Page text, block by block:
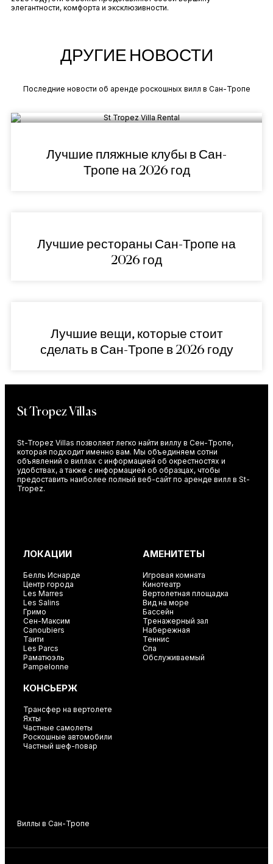
элегантности, комфорта и эксклюзивности.
ДРУГИЕ НОВОСТИ
Последние новости об аренде роскошных вилл в Сан-Тропе
Лучшие пляжные клубы в Сан-
Тропе на 2026 год
Лучшие рестораны Сан-Тропе на
2026 год
Лучшие вещи, которые стоит
сделать в Сан-Тропе в 2026 году
St Tropez Villas
St-Tropez Villas позволяет легко найти виллу в Сен-Тропе,
которая подходит именно вам. Мы объединяем сотни
объявлений о виллах с информацией об окрестностях и
удобствах, а также с информацией об образцах, чтобы
предоставить наиболее полный веб-сайт по аренде вилл в St-
Tropez.
ЛОКАЦИИ
Белль Иснарде
Центр города
Les Marres
Les Salins
Гримо
Сен-Максим
Canoubiers
Таити
Les Parcs
Раматюэль
Pampelonne
АМЕНИТЕТЫ
Игровая комната
Кинотеатр
Вертолетная площадка
Вид на море
Бассейн
Тренажерный зал
Набережная
Теннис
Спа
Обслуживаемый
КОНСЬЕРЖ
Трансфер на вертолете
Яхты
Частные самолеты
Роскошные автомобили
Частный шеф-повар
Виллы в Сан-Тропе